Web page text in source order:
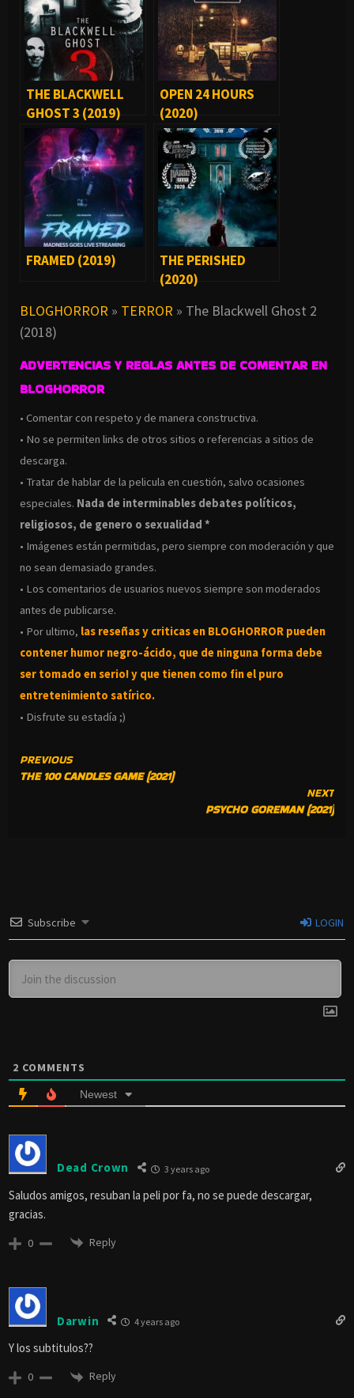
THE BLACKWELL
GHOST 3 (2019)
OPEN 24 HOURS
(2020)
FRAMED (2019)
THE PERISHED
(2020)
BLOGHORROR » TERROR » The Blackwell Ghost 2
(2018)
ADVERTENCIAS Y REGLAS ANTES DE COMENTAR EN
BLOGHORROR
• Comentar con respeto y de manera constructiva.
• No se permiten links de otros sitios o referencias a sitios de
descarga.
• Tratar de hablar de la pelicula en cuestión, salvo ocasiones
especiales. Nada de interminables debates políticos,
religiosos, de genero o sexualidad *
• Imágenes están permitidas, pero siempre con moderación y que
no sean demasiado grandes.
• Los comentarios de usuarios nuevos siempre son moderados
antes de publicarse.
• Por ultimo, las reseñas y criticas en BLOGHORROR pueden
contener humor negro-ácido, que de ninguna forma debe
ser tomado en serio! y que tienen como fin el puro
entretenimiento satírico.
• Disfrute su estadía ;)
CONTINUE
READING
PREVIOUS
THE 100 CANDLES GAME (2021)
NEXT
PSYCHO GOREMAN (2021)
Subscribe LOGIN
2 COMMENTS
Newest
Dead Crown 3 years ago
Saludos amigos, resuban la peli por fa, no se puede descargar,
gracias.
0 Reply
Darwin 4 years ago
Y los subtitulos??
0 Reply